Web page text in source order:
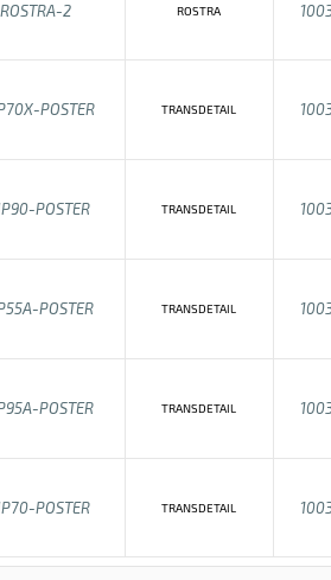
ROSTRA-2 ROSTRA
POSTER TRANSDETAIL
POSTER TRANSDETAIL
POSTER TRANSDETAIL
POSTER TRANSDETAIL
POSTER TRANSDETAIL